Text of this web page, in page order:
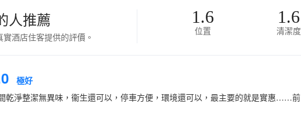
人推薦
酒店住客提供的評價。
1.6
位置
1.6
清潔度
極好
乾淨整潔無異味，衞生還可以，停車方便，環境還可以，最主要的就是實惠